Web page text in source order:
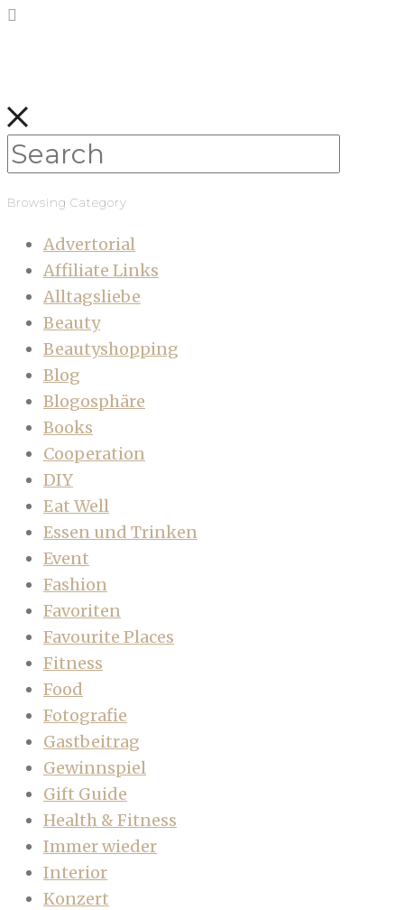
Browsing Category
Advertorial
Affiliate Links
Alltagsliebe
Beauty
Beautyshopping
Blog
Blogosphäre
Books
Cooperation
DIY
Eat Well
Essen und Trinken
Event
Fashion
Favoriten
Favourite Places
Fitness
Food
Fotografie
Gastbeitrag
Gewinnspiel
Gift Guide
Health & Fitness
Immer wieder
Interior
Konzert